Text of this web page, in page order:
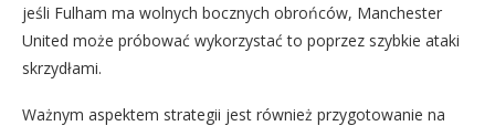
jeśli Fulham ma wolnych bocznych obrońców, Manchester
United może próbować wykorzystać to poprzez szybkie ataki
skrzydłami.
Ważnym aspektem strategii jest również przygotowanie na